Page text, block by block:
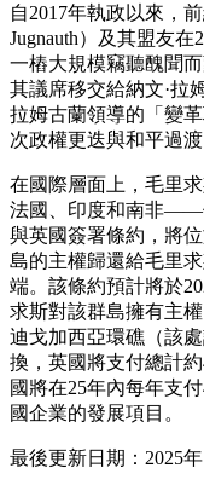
自2017年執政以來，
Jugnauth）及其盟友
一樁大規模竊聽醜聞
其議席移交給納文·拉
拉姆古蘭領導的「變
次政權更迭與和平過
在國際層面上，毛里
法國、印度和南非——
與英國簽署條約，將
島的主權歸還給毛里
端。該條約預計將於
求斯對該群島擁有主
迪戈加西亞環礁（該
換，英國將支付總計
國將在25年內每年支
國企業的發展項目。
最後更新日期：2025年